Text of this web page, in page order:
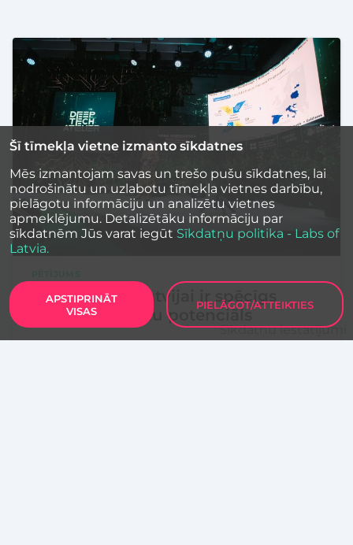
LIAA un EIB: Latvijai ir spēcīgs
jaunuzņēmumu potenciāls
Šī tīmekļa vietne izmanto sīkdatnes
Mēs izmantojam savas un trešo pušu sīkdatnes, lai
nodrošinātu un uzlabotu tīmekļa vietnes darbību,
pielāgotu informāciju un analizētu vietnes
apmeklējumu. Detalizētāku informāciju par
sīkdatnēm Jūs varat iegūt Sīkdatņu politika - Labs of
Latvia.
APSTIPRINĀT
VISAS
PIELĀGOT/ATTEIKTIES
Sīkdatņu iestatījumi